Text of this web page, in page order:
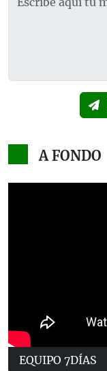
A FONDO
EQUIPO 7DÍAS